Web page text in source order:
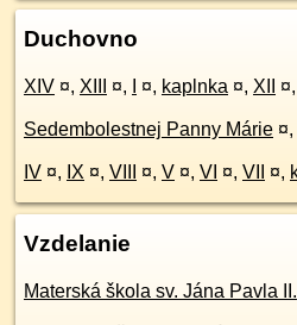
Duchovno
XIV ¤, XIII ¤, ¤, kaplnka ¤, XII ¤,
Sedembolestnej Panny Márie ¤,
IV ¤, IX ¤, VIII ¤, V ¤, VI ¤, VII ¤,
Vzdelanie
Materská škola sv. Jána Pavla II.